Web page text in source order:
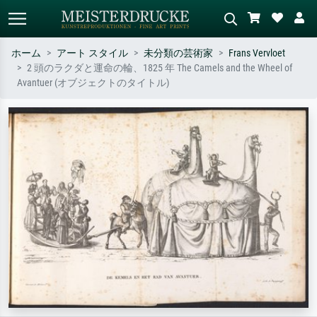
標準検索
– 例：モネ、星月夜、印象派、北
斎の波、ヌード。
緑の草原、赤の多い抽象画、暗い
油絵、木のそばの立ち姿のヌー
ホーム アート スタイル 未分類の芸術家
Frans Vervloet
2 頭のラクダと運命の輪、1825 年 The Camels and the Wheel of
Avantuer (オブジェクトのタイトル)